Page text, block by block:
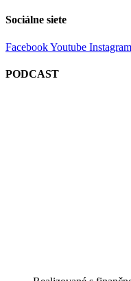
Sociálne siete
FacebookYoutube Instagram
PODCAST